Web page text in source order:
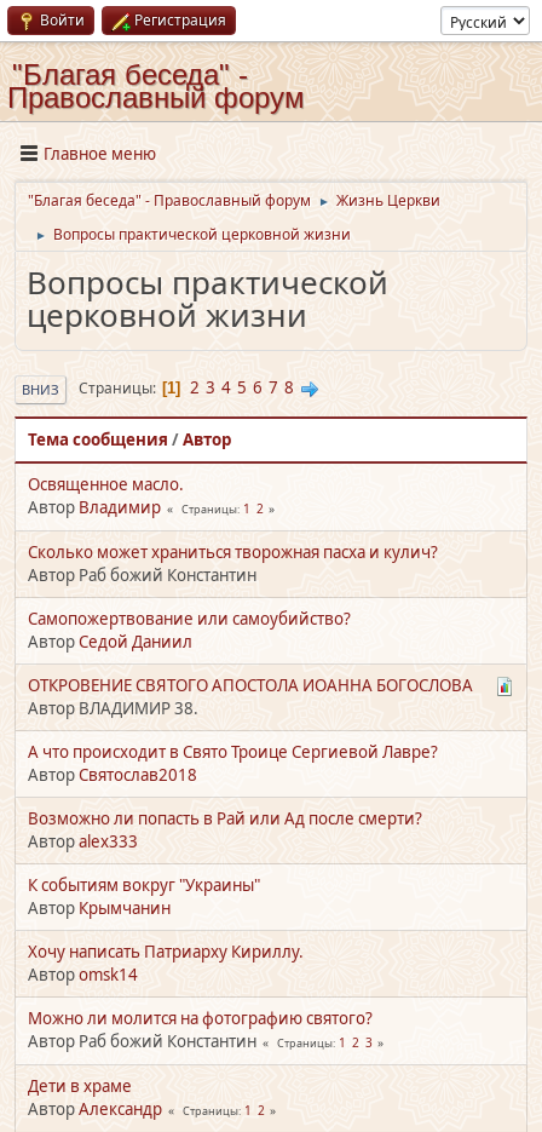
Войти Регистрация
"Благая беседа" -
Православный форум
Главное меню
"Благая беседа" - Православный форум ► Жизнь Церкви
► Вопросы практической церковной жизни
Вопросы практической
церковной жизни
ВНИЗ Страницы 1 2 3 4 5 6 7 8
Тема сообщения /Автор
Освященное масло.
Автор Владимир Страницы 1 2
Сколько может храниться творожная пасха и кулич?
Автор Раб божий Константин
Самопожертвование или самоубийство?
АвторСедой Даниил
ОТКРОВЕНИЕ СВЯТОГО АПОСТОЛА ИОАННА БОГОСЛОВА
Автор ВЛАДИМИР 38.
А что происходит в Свято Троице Сергиевой Лавре?
АвторСвятослав2018
Возможно ли попасть в Рай или Ад после смерти?
Авторalex333
К событиям вокруг "Украины"
Автор Крымчанин
Хочу написать Патриарху Кириллу.
Авторomsk14
Можно ли молится на фотографию святого?
Автор Раб божий Константин
Страницы 1 2 3
Дети в храме
АвторАлександр Страницы 1 2